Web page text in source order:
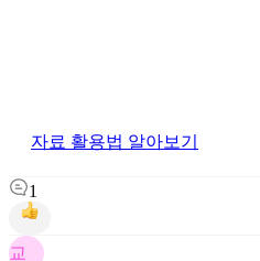
자료 활용법 알아보기
1
교